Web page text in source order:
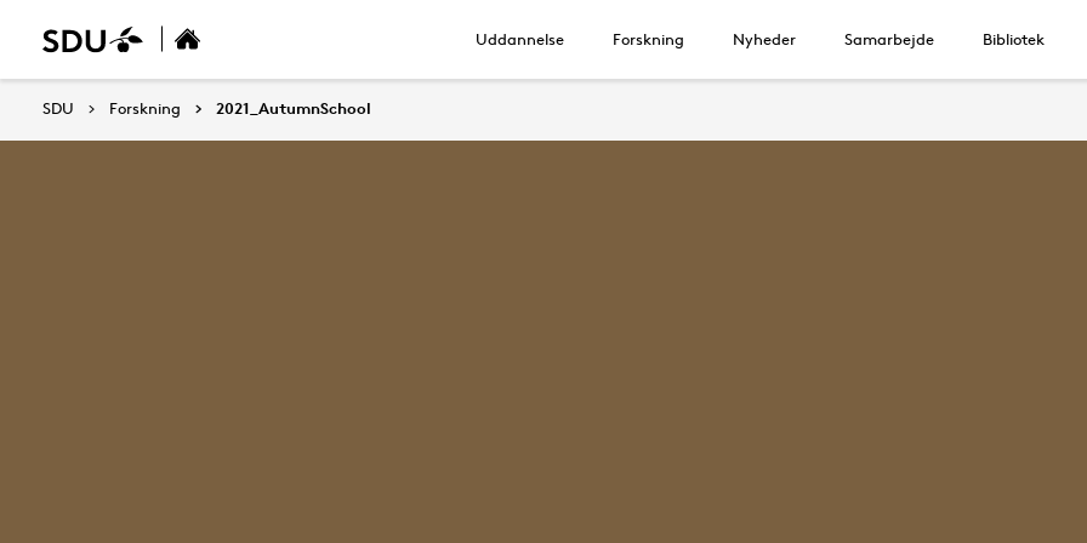
Uddannelse Forskning Nyheder Samarbejde Bibliotek
SDU Forskning 2021_AutumnSchool